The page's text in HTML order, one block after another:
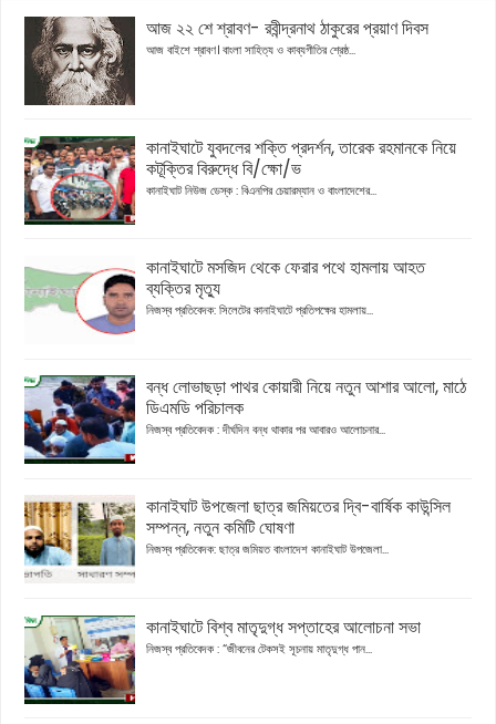
আজ ২২ শে শ্রাবণ- রবীন্দ্রনাথ ঠাকুরের প্রয়াণ দিবস
আজ বাইশে শ্রাবণ। বাংলা সাহিত্য ও কাব্যগীতির শ্রেষ্ঠ...
কানাইঘাটে যুবদলের শক্তি প্রদর্শন, তারেক রহমানকে নিয়ে
কটূক্তির বিরুদ্ধে বি/ক্ষো/ভ
কানাইঘাট নিউজ ডেস্ক : বিএনপির চেয়ারম্যান ও বাংলাদেশের...
কানাইঘাটে মসজিদ থেকে ফেরার পথে হামলায় আহত
ব্যক্তির মৃত্যু
নিজস্ব প্রতিবেদক: সিলেটের কানাইঘাটে প্রতিপক্ষের হামলায়...
বন্ধ লোভাছড়া পাথর কোয়ারী নিয়ে নতুন আশার আলো, মাঠে
ডিএমডি পরিচালক
নিজস্ব প্রতিবেদক : দীর্ঘদিন বন্ধ থাকার পর আবারও আলোচনার...
কানাইঘাট উপজেলা ছাত্র জমিয়তের দ্বি-বার্ষিক কাউন্সিল
সম্পন্ন, নতুন কমিটি ঘোষণা
নিজস্ব প্রতিবেদক: ছাত্র জমিয়ত বাংলাদেশ কানাইঘাট উপজেলা...
কানাইঘাটে বিশ্ব মাতৃদুগ্ধ সপ্তাহের আলোচনা সভা
নিজস্ব প্রতিবেদক : “জীবনের টেকসই সূচনায় মাতৃদুগ্ধ পান...